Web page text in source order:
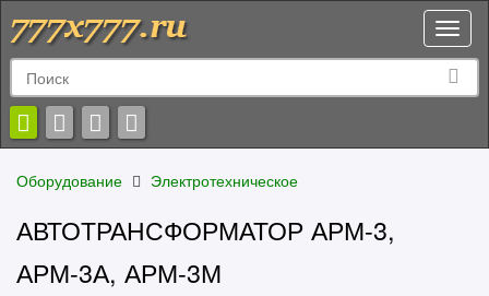
Оборудование Электротехническое
АВТОТРАНСФОРМАТОР АРМ-3,
АРМ-3А, АРМ-3М